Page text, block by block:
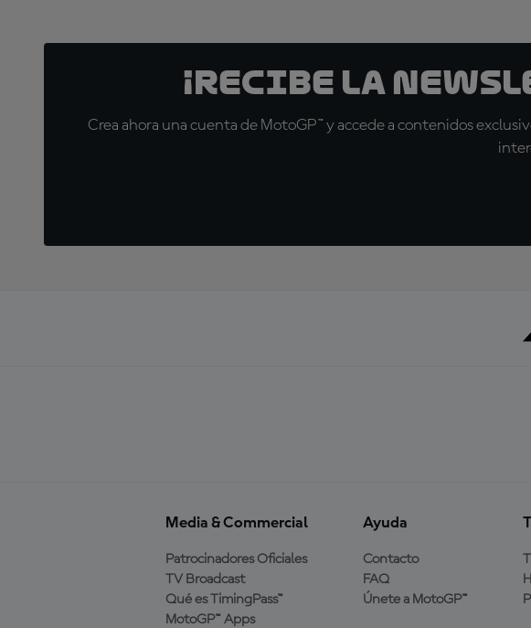
¡Recibe la
Crea ahora una cuenta de MotoGP™ y accede a contenidos
Media & Commercial
Patrocinadores Oficiales
TV Broadcast
Qué es TimingPass™
MotoGP™ Apps
Ayuda
Contacto
FAQ
Únete a MotoGP™